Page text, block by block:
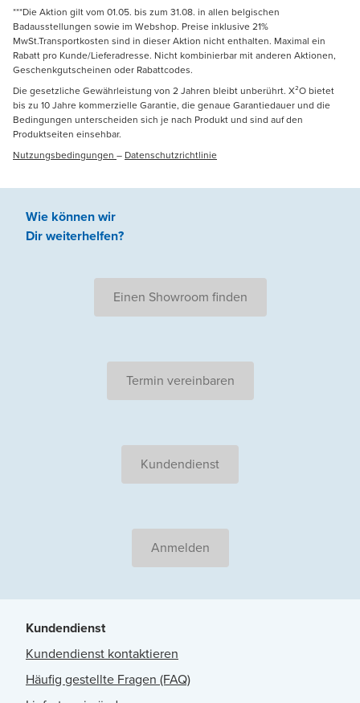
***Die Aktion gilt vom 01.05. bis zum 31.08. in allen belgischen
Badausstellungen sowie im Webshop. Preise inklusive 21%
MwSt.Transportkosten sind in dieser Aktion nicht enthalten. Maximal ein
Rabatt pro Kunde/Lieferadresse. Nicht kombinierbar mit anderen Aktionen,
Geschenkgutscheinen oder Rabattcodes.
Die gesetzliche Gewährleistung von 2 Jahren bleibt unberührt. X²O bietet
bis zu 10 Jahre kommerzielle Garantie, die genaue Garantiedauer und die
Bedingungen unterscheiden sich je nach Produkt und sind auf den
Produktseiten einsehbar.
Nutzungsbedingungen – Datenschutzrichtlinie
Wie können wir
Dir weiterhelfen?
Einen Showroom finden
Termin vereinbaren
Kundendienst
Anmelden
Kundendienst
Kundendienst kontaktieren
Häufig gestellte Fragen (FAQ)